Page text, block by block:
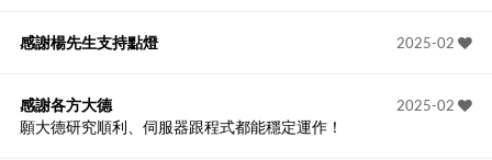
2025-02
感謝楊先生支持點燈
2025-02
感謝各方大德
願大德研究順利、伺服器跟程式都能穩定運作！